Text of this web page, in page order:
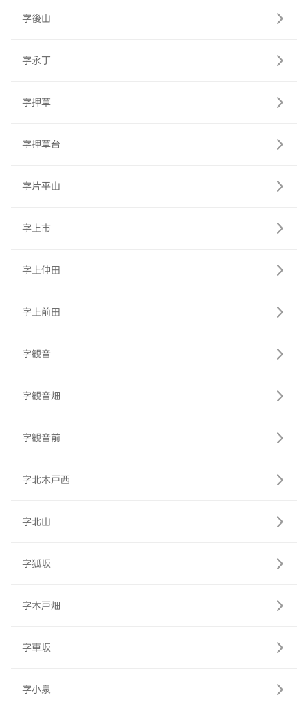
字後山
字永丁
字押草
字押草台
字片平山
字上市
字上仲田
字上前田
字観音
字観音畑
字観音前
字北木戸西
字北山
字狐坂
字木戸畑
字車坂
字小泉